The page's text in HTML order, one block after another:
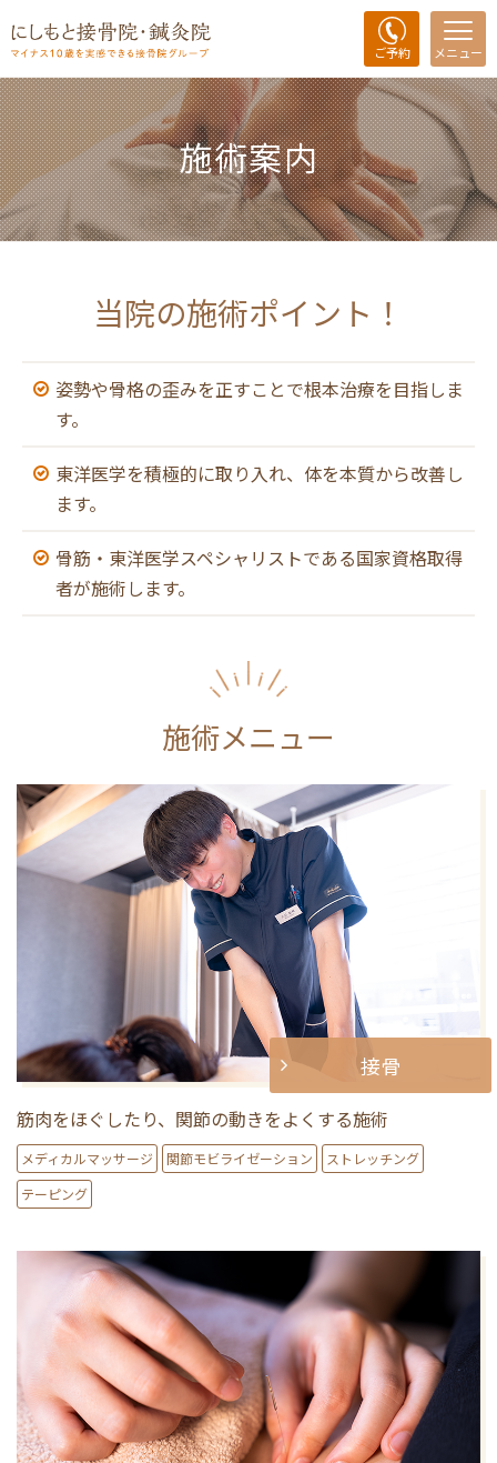
ご予約 メニュー
施術案内
当院の施術ポイント！
姿勢や骨格の歪みを正すことで根本治療を目指しま
す。
東洋医学を積極的に取り入れ、体を本質から改善し
ます。
骨筋・東洋医学スペシャリストである国家資格取得
者が施術します。
施術メニュー
接骨
筋肉をほぐしたり、関節の動きをよくする施術
メディカルマッサージ 関節モビライゼーション
ストレッチング
テーピング